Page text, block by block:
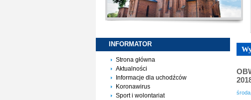
INFORMATOR
Strona główna
Aktualności
Informacje dla uchodźców
Koronawirus
Sport i wolontariat
środa,